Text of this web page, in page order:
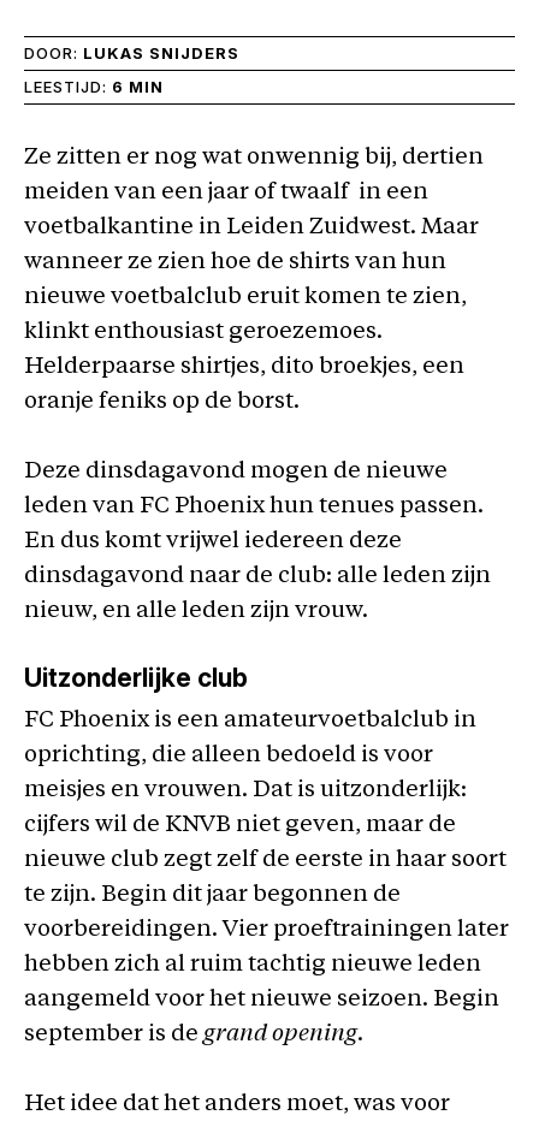
DOOR: LUKAS SNIJDERS
LEESTIJD: 6 MIN
Ze zitten er nog wat onwennig bij, dertien
meiden van een jaar of twaalf in een
voetbalkantine in Leiden Zuidwest. Maar
wanneer ze zien hoe de shirts van hun
nieuwe voetbalclub eruit komen te zien,
klinkt enthousiast geroezemoes.
Helderpaarse shirtjes, dito broekjes, een
oranje feniks op de borst.
Deze dinsdagavond mogen de nieuwe
leden van FC Phoenix hun tenues passen.
En dus komt vrijwel iedereen deze
dinsdagavond naar de club: alle leden zijn
nieuw, en alle leden zijn vrouw.
Uitzonderlijke club
FC Phoenix is een amateurvoetbalclub in
oprichting, die alleen bedoeld is voor
meisjes en vrouwen. Dat is uitzonderlijk:
cijfers wil de KNVB niet geven, maar de
nieuwe club zegt zelf de eerste in haar soort
te zijn. Begin dit jaar begonnen de
voorbereidingen. Vier proeftrainingen later
hebben zich al ruim tachtig nieuwe leden
aangemeld voor het nieuwe seizoen. Begin
september is degrand opening.
Het idee dat het anders moet, was voor